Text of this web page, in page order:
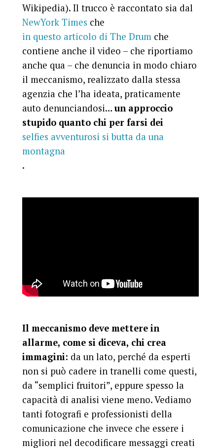
Wikipedia). Il trucco è raccontato sia dal
NewYork Times che
in questo articolo di The Drumche
contiene anche il video – che riportiamo
anche qua – che denuncia in modo chiaro
il meccanismo, realizzato dalla stessa
agenzia che l’ha ideata, praticamente
auto denunciandosi…un approccio
stupido quanto chi per farsi dei
selfies avventurosi si butta da una
montagna
.
Il meccanismo deve mettere in
allarme, come si diceva, chi crea
immagini: da un lato, perché da esperti
non si può cadere in tranelli come questi,
da “semplici fruitori”, eppure spesso la
capacità di analisi viene meno. Vediamo
tanti fotografi e professionisti della
comunicazione che invece che essere i
migliori nel decodificare messaggi creati